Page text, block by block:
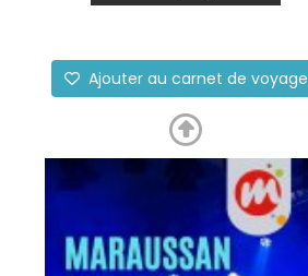
Ajouter au carnet de voyage